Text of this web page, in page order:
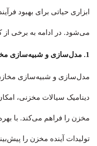
ابزاری حیاتی برای بهبود
می‌شود. در ادامه به برخی از
1. مدل‌سازی و شبیه‌سازی مخازن نفت و گاز:
مدل‌سازی و شبیه‌سازی مخازن
دینامیک سیالات مخزنی،
مخزن را فراهم می‌کند. با
تولیدات آینده مخزن را